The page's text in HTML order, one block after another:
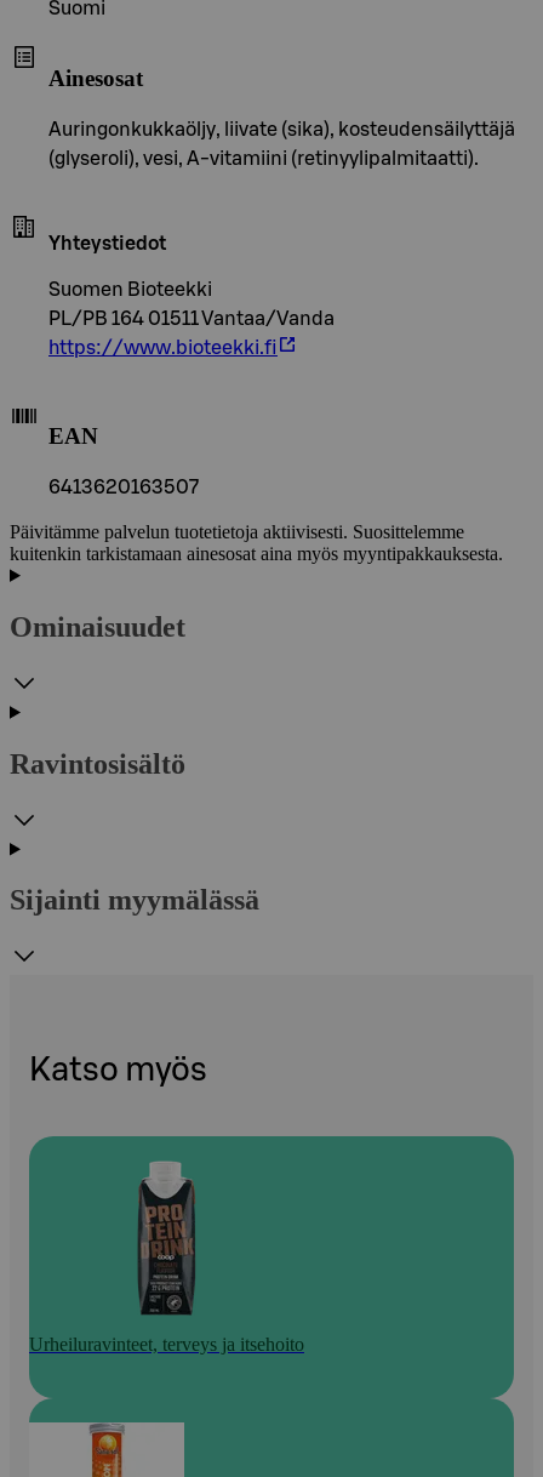
Suomi
Ainesosat
Auringonkukkaöljy, liivate (sika), kosteudensäilyttäjä
(glyseroli), vesi, A-vitamiini (retinyylipalmitaatti).
Yhteystiedot
Suomen Bioteekki
PL/PB 164 01511 Vantaa/Vanda
https://www.bioteekki.fi
EAN
6413620163507
Päivitämme palvelun tuotetietoja aktiivisesti. Suosittelemme
kuitenkin tarkistamaan ainesosat aina myös myyntipakkauksesta.
Ominaisuudet
Ravintosisältö
Sijainti myymälässä
Katso myös
Urheiluravinteet, terveys ja itsehoito